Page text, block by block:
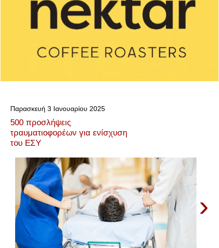
Παρασκευή 3 Ιανουαρίου 2025
500 προσλήψεις
τραυματιοφορέων για ενίσχυση
του ΕΣΥ
›